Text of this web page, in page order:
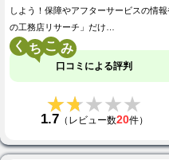
しよう！保障やアフターサービスの情
の工務店リサーチ」だけ…
く こ
口コミによる評判
★★★★★
★★★★★
1.7（レビュー数20件）